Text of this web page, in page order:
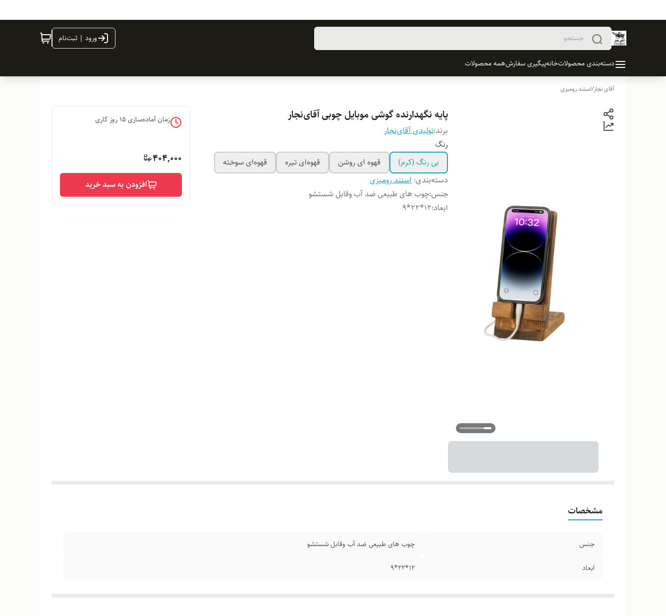
ورود | ثبت‌نام
دسته‌بندی محصولاتخانهپیگیری سفارشهمه محصولات
آقای نجار/استند رومیزی
پایه نگهدارنده گوشی موبایل چوبی آقای‌نجار
برند:تولیدی آقای‌نجار
رنگ
بی رنگ (کرم)
قهوه ای روشن قهوه‌ای تیره
قهوه‌ای سوخته
دسته‌بندی: استند رومیزی
جنس:چوب های طبیعی ضد آب وقابل شستشو
ابعاد:۱۲*22*9
زمان آماده‌سازی15 روز کاری
404,000
افزودن به سبد خرید
مشخصات
جنس چوب های طبیعی ضد آب وقابل شستشو
ابعاد ۱۲*22*9